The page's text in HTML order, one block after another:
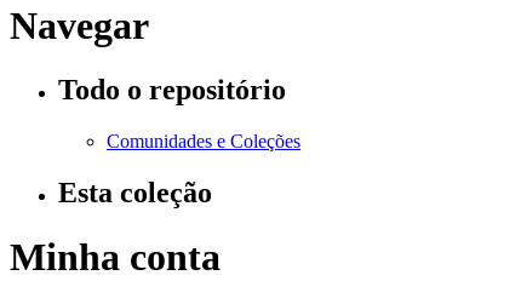
Navegar
Todo o repositório
Comunidades e Coleções
Esta coleção
Minha conta